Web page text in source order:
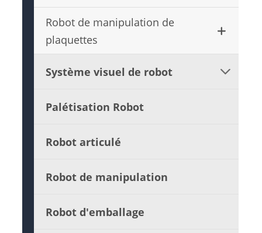
Robot de manipulation de
plaquettes
Système visuel de robot 
Palétisation Robot
Robot articulé
Robot de manipulation
Robot d'emballage